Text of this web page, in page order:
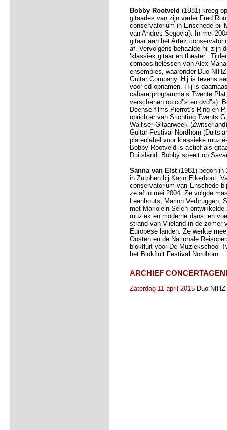
Bobby Rootveld (1981) kreeg
gitaarles van zijn vader Fred
conservatorium in Enschede bij
van Andrés Segovia). In mei
gitaar aan het Artez
af. Vervolgens behaalde hij zijn
‘klassiek gitaar en theater’.
compositielessen van Alex
ensembles, waaronder Duo
Guitar Company. Hij is tevens
voor cd-opnamen. Hij is
cabaretprogramma’s Twente
verschenen op cd’'s en dvd'’s).
Deense films Pierrot’s Ring en
oprichter van Stichting Twents
Walliser Gitaarweek
Guitar Festival Nordhorn
platenlabel voor klassieke
Bobby Rootveld is actief als
Duitsland. Bobby speelt op
Sanna van Elst(1981) begon in
in Zutphen bij Karin Elkerbout.
conservatorium van Enschede
ze af in mei 2004. Ze volgde
Leenhouts, Marion Verbruggen,
met Marjolein Selen
muziek en moderne dans, en
strand van Vlieland in de zomer
Europese landen. Ze werkte
Oosten en de Nationale
blokfluit voor De Muziekschool
het Blokfluit Festival Nordhorn.
ARCHIEF
Zaterdag 11 april 2015Duo NIHZ